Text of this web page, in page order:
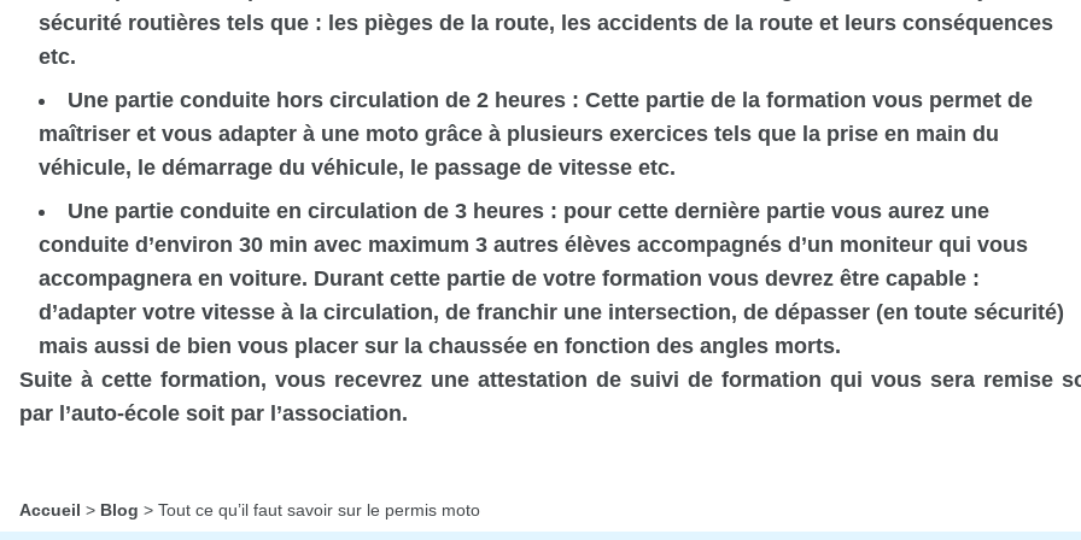
sécurité routières tels que : les pièges de la route, les accidents de la route et leurs conséquences
etc.
Une partie conduite hors circulation de 2 heures : Cette partie de la formation vous permet de
maîtriser et vous adapter à une moto grâce à plusieurs exercices tels que la prise en main du
véhicule, le démarrage du véhicule, le passage de vitesse etc.
Une partie conduite en circulation de 3 heures : pour cette dernière partie vous aurez une
conduite d’environ 30 min avec maximum 3 autres élèves accompagnés d’un moniteur qui vous
accompagnera en voiture. Durant cette partie de votre formation vous devrez être capable :
d’adapter votre vitesse à la circulation, de franchir une intersection, de dépasser (en toute sécurité)
mais aussi de bien vous placer sur la chaussée en fonction des angles morts.
Suite à cette formation, vous recevrez une attestation de suivi de formation qui vous sera remise
par l’auto-école soit par l’association.
Accueil > Blog > Tout ce qu’il faut savoir sur le permis moto